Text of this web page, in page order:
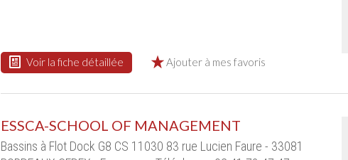
Voir la fiche détaillée Ajouter à mes favoris
ESSCA-SCHOOL OF MANAGEMENT
Bassins à Flot Dock G8 CS 11030 83 rue Lucien Faure - 33081